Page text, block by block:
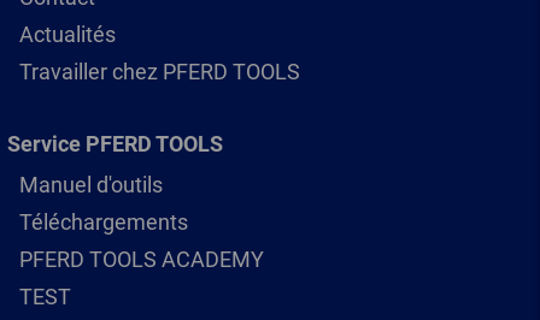
Actualités
Travailler chez PFERD TOOLS
Service PFERD TOOLS
Manuel d'outils
Téléchargements
PFERD TOOLS ACADEMY
TEST